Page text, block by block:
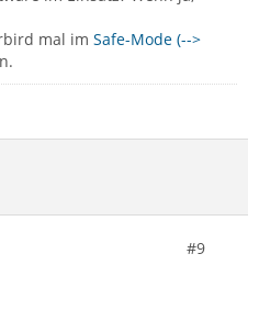
mal im Safe-Mode (-->
#9